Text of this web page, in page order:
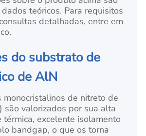
teóricos. Para requisitos
detalhadas, entre em
do substrato de
de AlN
monocristalinos de nitreto de
são valorizados por sua alta
térmica, excelente isolamento
bandgap, o que os torna